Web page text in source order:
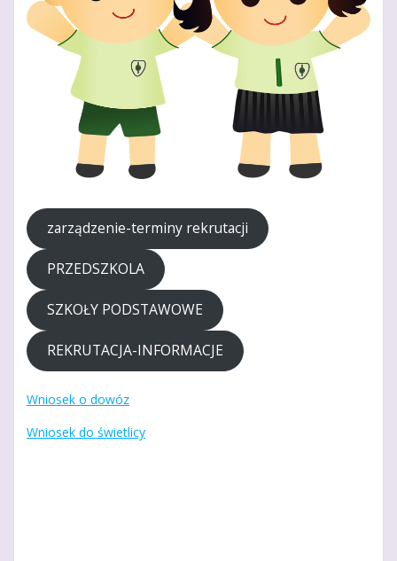
zarządzenie-terminy rekrutacji
PRZEDSZKOLA
SZKOŁY PODSTAWOWE
REKRUTACJA-INFORMACJE
Wniosek o dowóz
Wniosek do świetlicy